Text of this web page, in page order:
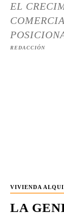
EL
REDACCIÓN
VIVIENDA
LA